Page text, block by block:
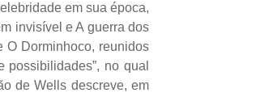
em sua época,
invisível e A guerra dos
O Dorminhoco, reunidos
no qual
de Wells descreve, em